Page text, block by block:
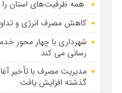
همه ظرفیت‌های استان را
کاهش مصرف انرژی و
شهرداری با چهار محور
رسانی می کند
مدیریت مصرف با تأخیر
گذشته افزایش یافت